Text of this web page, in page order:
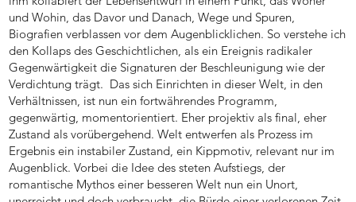
und Wohin, das Davor und Danach, Wege und Spuren,
Biografien verblassen vor dem Augenblicklichen. So verstehe ich
den Kollaps des Geschichtlichen, als ein Ereignis radikaler
Gegenwärtigkeit die Signaturen der Beschleunigung wie der
Verdichtung trägt. Das sich Einrichten in dieser Welt, in den
Verhältnissen, ist nun ein fortwährendes Programm,
gegenwärtig, momentorientiert. Eher projektiv als final, eher
Zustand als vorübergehend. Welt entwerfen als Prozess im
Ergebnis ein instabiler Zustand, ein Kippmotiv, relevant nur im
Augenblick. Vorbei die Idee des steten Aufstiegs, der
romantische Mythos einer besseren Welt nun ein Unort,